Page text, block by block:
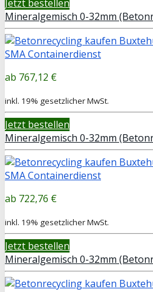
Jetzt bestellen
Mineralgemisch 0-32mm
767,12 €
inkl. 19% gesetzlicher MwSt.
Jetzt bestellen
Mineralgemisch 0-32mm
722,76 €
inkl. 19% gesetzlicher MwSt.
Jetzt bestellen
Mineralgemisch 0-32mm